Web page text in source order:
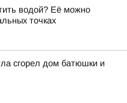
водой? Её можно
точках
сгорел дом батюшки и